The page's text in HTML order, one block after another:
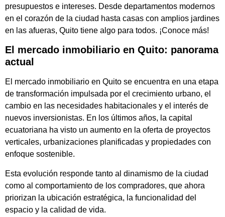
presupuestos e intereses. Desde departamentos modernos
en el corazón de la ciudad hasta casas con amplios jardines
en las afueras, Quito tiene algo para todos. ¡Conoce más!
El mercado inmobiliario en Quito: panorama
actual
El mercado inmobiliario en Quito se encuentra en una etapa
de transformación impulsada por el crecimiento urbano, el
cambio en las necesidades habitacionales y el interés de
nuevos inversionistas. En los últimos años, la capital
ecuatoriana ha visto un aumento en la oferta de proyectos
verticales, urbanizaciones planificadas y propiedades con
enfoque sostenible.
Esta evolución responde tanto al dinamismo de la ciudad
como al comportamiento de los compradores, que ahora
priorizan la ubicación estratégica, la funcionalidad del
espacio y la calidad de vida.